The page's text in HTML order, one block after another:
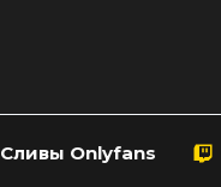
Сливы Onlyfans